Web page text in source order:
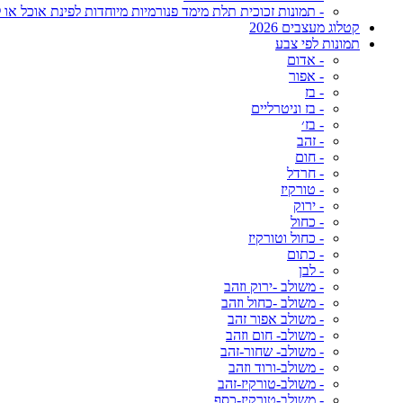
- תמונות זכוכית תלת מימד פנורמיות מיוחדות לפינת אוכל או
קטלוג מעצבים 2026
תמונות לפי צבע
- אדום
- אפור
- בז
- בז וניטרליים
- בז׳
- זהב
- חום
- חרדל
- טורקיז
- ירוק
- כחול
- כחול וטורקיז
- כתום
- לבן
- משולב -ירוק וזהב
- משולב -כחול וזהב
- משולב אפור זהב
- משולב- חום וזהב
- משולב- שחור-זהב
- משולב-ורוד וזהב
- משולב-טורקיז-זהב
- משולב-טורקיז-כסף